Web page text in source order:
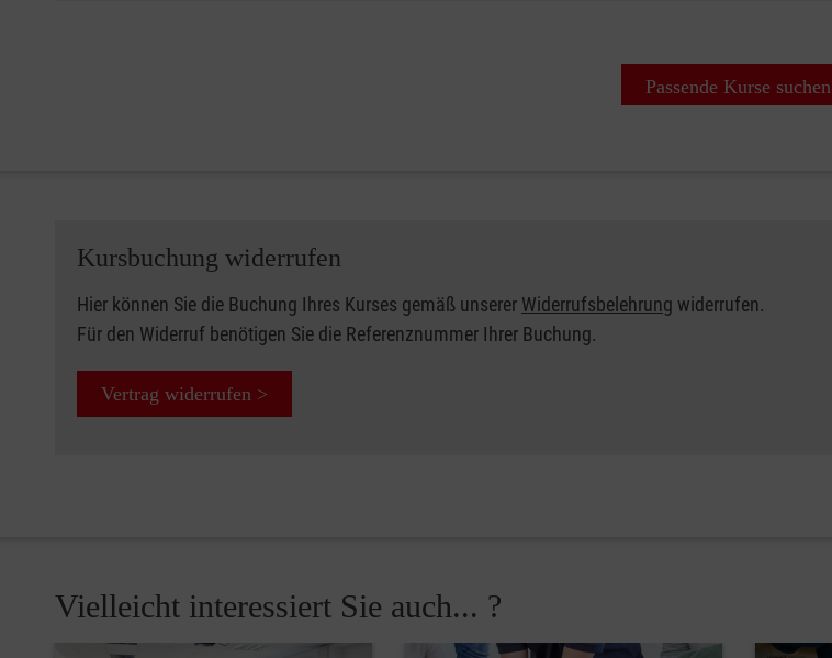
Passende Kurse suchen
Kursbuchung widerrufen
Hier können Sie die Buchung Ihres Kurses gemäß unserer Widerrufsbelehrung widerrufen.
Für den Widerruf benötigen Sie die Referenznummer Ihrer Buchung.
Vertrag widerrufen >
Vielleicht interessiert Sie auch... ?